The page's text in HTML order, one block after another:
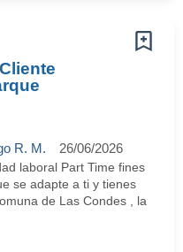
R. M. 26/06/2026
laboral Part Time fines
se adapte a ti y tienes
de Las Condes , la